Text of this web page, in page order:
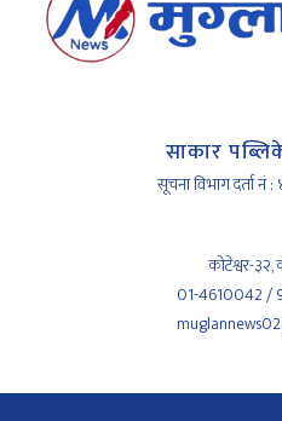
साकार
सूचना विभाग दर्ता
कोटेश्वर-३२,
01-4610042 /